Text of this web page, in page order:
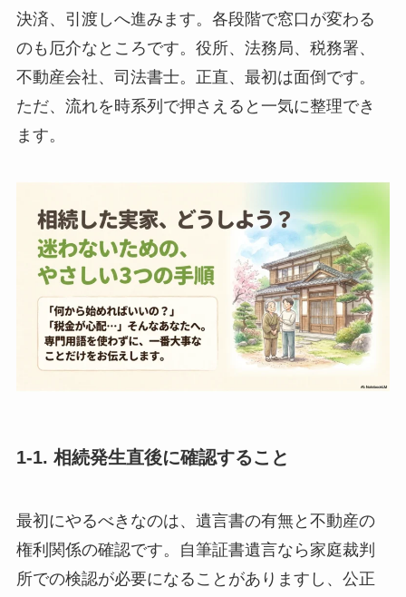
決済、引渡しへ進みます。各段階で窓口が変わる
のも厄介なところです。役所、法務局、税務署、
不動産会社、司法書士。正直、最初は面倒です。
ただ、流れを時系列で押さえると一気に整理でき
ます。
1-1. 相続発生直後に確認すること
最初にやるべきなのは、遺言書の有無と不動産の
権利関係の確認です。自筆証書遺言なら家庭裁判
所での検認が必要になることがありますし、公正